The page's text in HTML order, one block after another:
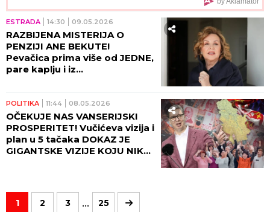
ESTRADA 14:30 09.05.2026
RAZBIJENA MISTERIJA O
PENZIJI ANE BEKUTE!
Pevačica prima više od JEDNE,
pare kaplju i iz
POLITIKA 11:44 08.05.2026
OČEKUJE NAS VANSERIJSKI
PROSPERITET! Vučićeva vizija i
plan u 5 tačaka DOKAZ JE
GIGANTSKE VIZIJE KOJU NIKO
1 2 3 ... 25